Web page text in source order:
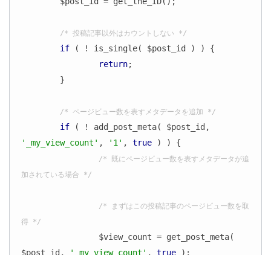
/* 投稿記事以外はカウントしない */
if ( ! is_single( $post_id ) ) {
return;
/* ページビュー数を表すメタデータを追加 */
if
'_my_view_count' , '1' , true ) ) {
/* 既にページビュー数を表すメタデータが追
加されている場合 */
/* まずはこの投稿記事のページビュー数を取
得 */
$post_id,
'_my_view_count' , true );